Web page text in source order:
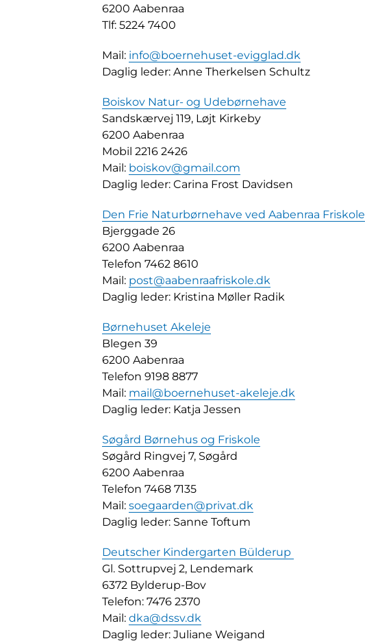
6200 Aabenraa
Tlf: 5224 7400
Mail: info@boernehuset-evigglad.dk
Daglig leder: Anne Therkelsen Schultz
Boiskov Natur- og Udebørnehave
Sandskærvej 119, Løjt Kirkeby
6200 Aabenraa
Mobil 2216 2426
Mail: boiskov@gmail.com
Daglig leder: Carina Frost Davidsen
Den Frie Naturbørnehave ved Aabenraa Friskole
Bjerggade 26
6200 Aabenraa
Telefon 7462 8610
Mail: post@aabenraafriskole.dk
Daglig leder: Kristina Møller Radik
Børnehuset Akeleje
Blegen 39
6200 Aabenraa
Telefon 9198 8877
Mail: mail@boernehuset-akeleje.dk
Daglig leder: Katja Jessen
Søgård Børnehus og Friskole
Søgård Ringvej 7, Søgård
6200 Aabenraa
Telefon 7468 7135
Mail:soegaarden@privat.dk
Daglig leder: Sanne Toftum
Deutscher Kindergarten Bülderup
Gl. Sottrupvej 2, Lendemark
6372 Bylderup-Bov
Telefon: 7476 2370
Mail:dka@dssv.dk
Daglig leder: Juliane Weigand